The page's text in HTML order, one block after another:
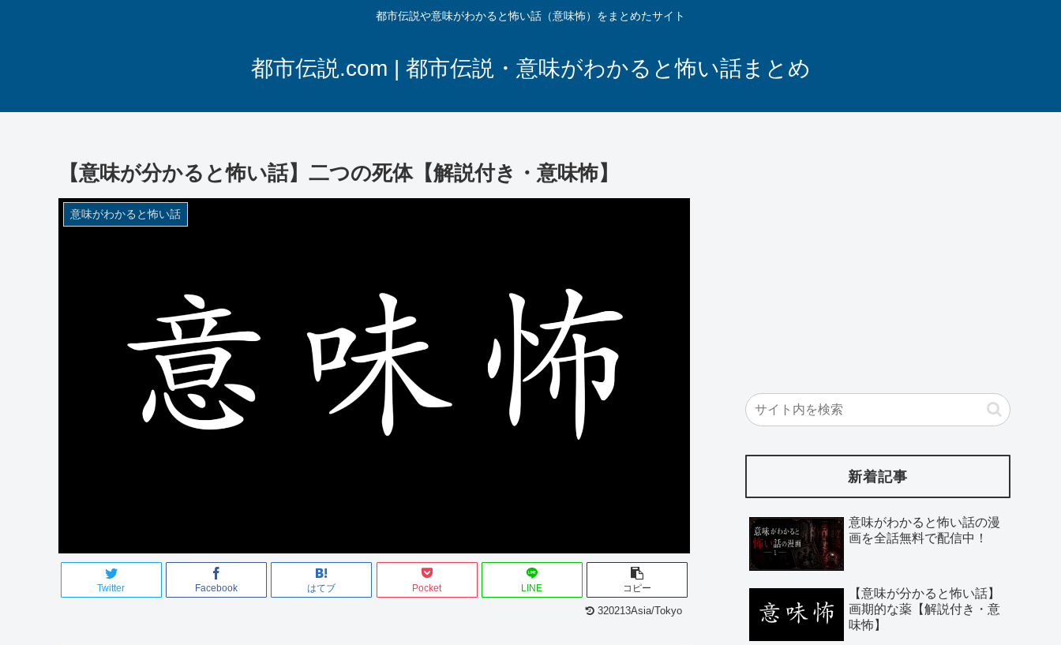
都市伝説や意味がわかると怖い話（意味怖）をまとめたサイト
都市伝説.com | 都市伝説・意味がわかると怖い話まとめ
【意味が分かると怖い話】二つの死体【解説付き・意味怖】
意味がわかると怖い話
Twitter Facebook はてブ Pocket LINE コピー
320213Asia/Tokyo
新着記事
意味がわかると怖い話の漫
画を全話無料で配信中！
【意味が分かると怖い話】
画期的な薬【解説付き・意
味怖】